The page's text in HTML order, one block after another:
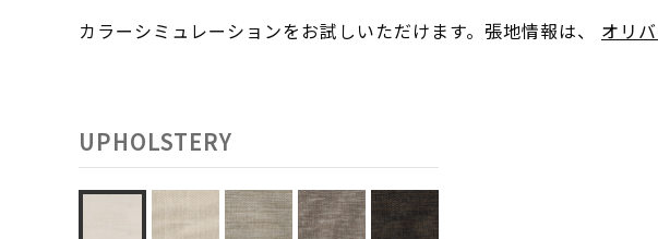
カラーシミュレーションをお試しいただけます。張地情報は、 オリ
UPHOLSTERY